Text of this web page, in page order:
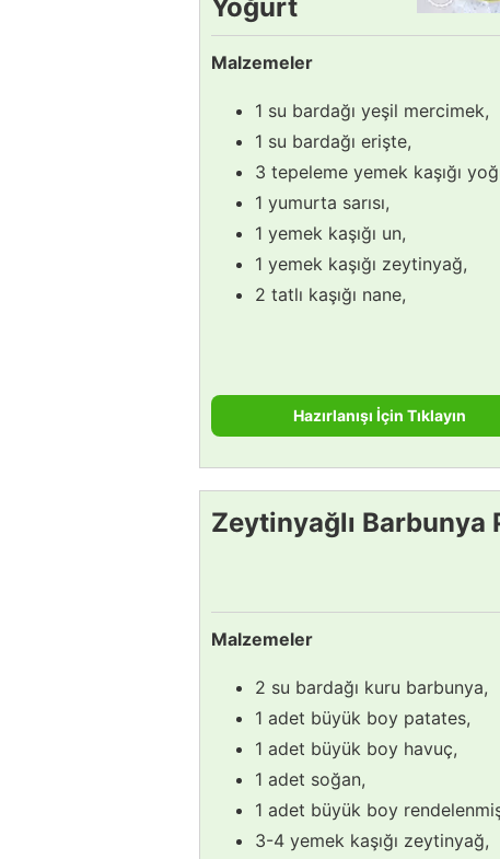
Yoğurt
Çorbası
Tarifi
Malzemeler
1 su bardağı yeşil mercimek,
1 su bardağı erişte,
3 tepeleme yemek kaşığı
1 yumurta sarısı,
1 yemek kaşığı un,
1 yemek kaşığı zeytinyağ,
2 tatlı kaşığı nane,
Hazırlanışı İçin Tıklayın
Zeytinyağlı Barbunya
Malzemeler
2 su bardağı kuru barbunya,
1 adet büyük boy patates,
1 adet büyük boy havuç,
1 adet soğan,
1 adet büyük boy
3-4 yemek kaşığı zeytinyağ,